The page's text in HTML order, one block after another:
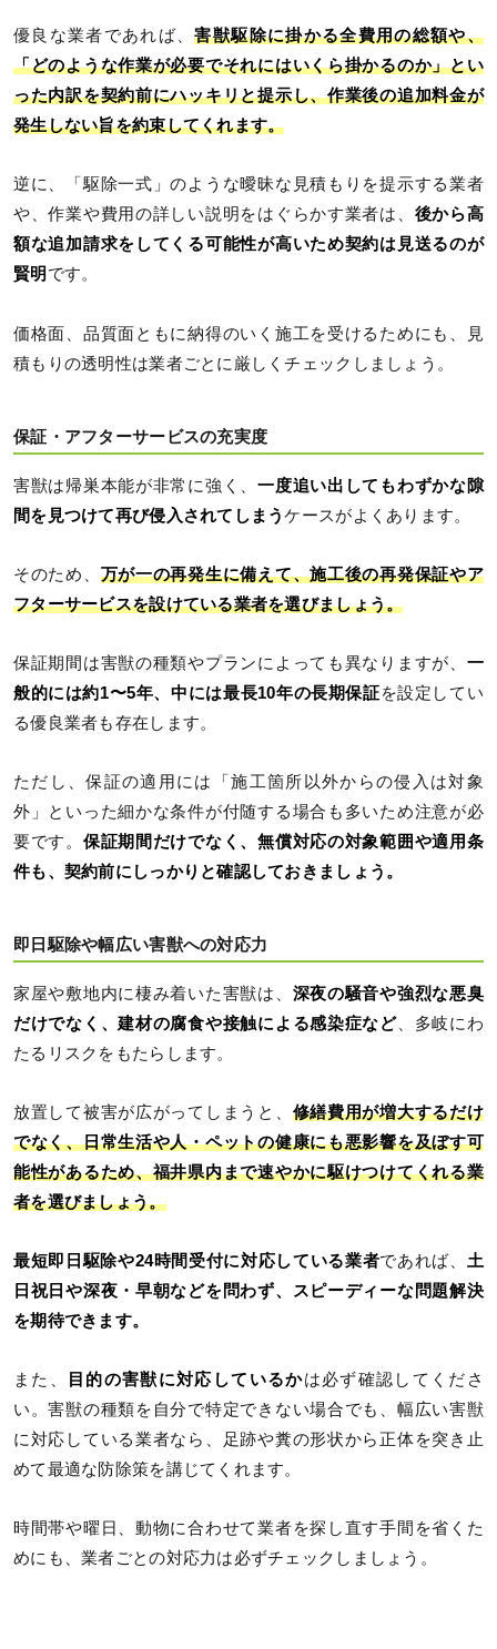
優良な業者であれば、害獣駆除に掛かる全費用の総額や、
「どのような作業が必要でそれにはいくら掛かるのか」とい
った内訳を契約前にハッキリと提示し、作業後の追加料金が
発生しない旨を約束してくれます。
逆に、「駆除一式」のような曖昧な見積もりを提示する業者
や、作業や費用の詳しい説明をはぐらかす業者は、 後から高
額な追加請求をしてくる可能性が高いため契約は見送るのが
賢明 です。
価格面、品質面ともに納得のいく施工を受けるためにも、見
積もりの透明性は業者ごとに厳しくチェックしましょう。
保証・アフターサービスの充実度
害獣は帰巣本能が非常に強く、一度追い出してもわずかな隙
間を見つけて再び侵入されてしまうケースがよくあります。
そのため、 万が一の再発生に備えて、施工後の再発保証やア
フターサービスを設けている業者を選びましょう。
保証期間は害獣の種類やプランによっても異なりますが、 一
般的には約1〜5年、中には最長10年の長期保証を設定してい
る優良業者も存在します。
ただし、保証の適用には「施工箇所以外からの侵入は対象
外」といった細かな条件が付随する場合も多いため注意が必
要です。 保証期間だけでなく、無償対応の対象範囲や適用条
件も、契約前にしっかりと確認しておきましょう。
即日駆除や幅広い害獣への対応力
家屋や敷地内に棲み着いた害獣は、 深夜の騒音や強烈な悪臭
だけでなく、建材の腐食や接触による感染症など、多岐にわ
たるリスクをもたらします。
放置して被害が広がってしまうと、 修繕費用が増大するだけ
でなく、日常生活や人・ペットの健康にも悪影響を及ぼす可
能性があるため、福井県内まで速やかに駆けつけてくれる業
者を選びましょう。
最短即日駆除や24時間受付に対応している業者であれば、 土
日祝日や深夜・早朝などを問わず、スピーディーな問題解決
を期待できます。
また、 目的の害獣に対応しているかは必ず確認してくださ
い。害獣の種類を自分で特定できない場合でも、幅広い害獣
に対応している業者なら、足跡や糞の形状から正体を突き止
めて最適な防除策を講じてくれます。
時間帯や曜日、動物に合わせて業者を探し直す手間を省くた
めにも、業者ごとの対応力は必ずチェックしましょう。